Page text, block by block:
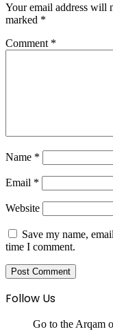
Your email address will
marked *
Comment *
Name *
Email *
Website
Save my name,
time I comment.
Follow Us
Go to the Arqam